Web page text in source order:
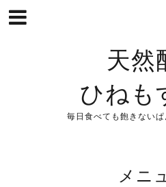
天然
ひねも
毎日食べても飽きない
メニ